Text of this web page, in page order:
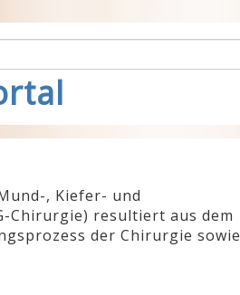
, Kiefer- und
Chirurgie) resultiert aus dem
der Chirurgie sowie